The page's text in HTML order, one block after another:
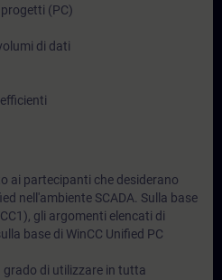
(PC)
di dati
ai partecipanti che desiderano
nell'ambiente SCADA. Sulla base
gli argomenti elencati di
base di WinCC Unified PC
grado di utilizzare in tutta